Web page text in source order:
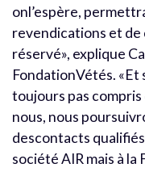
onl’espère,
revendications et de
réservé», explique
FondationVétés. «Et
toujours pas
nous, nous
descontacts
société AIR mais à